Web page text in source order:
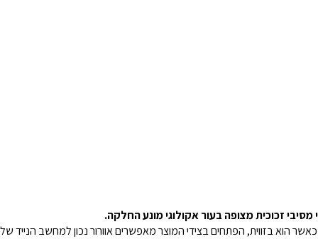
זכוכית מצופה בעור אקולוגי מונע החלקה.
הוא בזווית, הפתחים בצידי המוצר מאפשרים אוורור נכון למחשב הנייד